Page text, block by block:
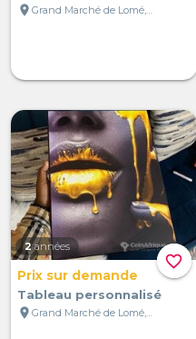
location_on
favorite_border
2 années
Prix sur demande
Tableau personnalisé
location_on